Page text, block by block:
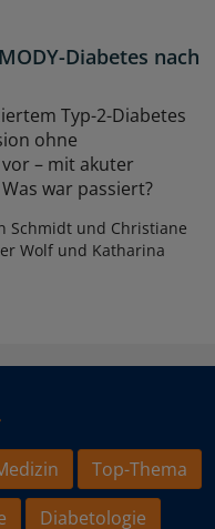
Diabetes nach
Typ-2-Diabetes
ohne
– mit akuter
war passiert?
Schmidt und Christiane
Wolf und Katharina
Top-Thema
Diabetologie